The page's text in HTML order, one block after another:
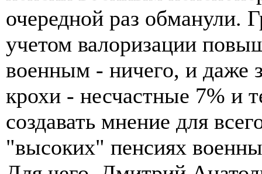
очередной раз обманули.
учетом валоризации
военным - ничего, и даже
крохи - несчастные 7% и
создавать мнение для
"высоких" пенсиях